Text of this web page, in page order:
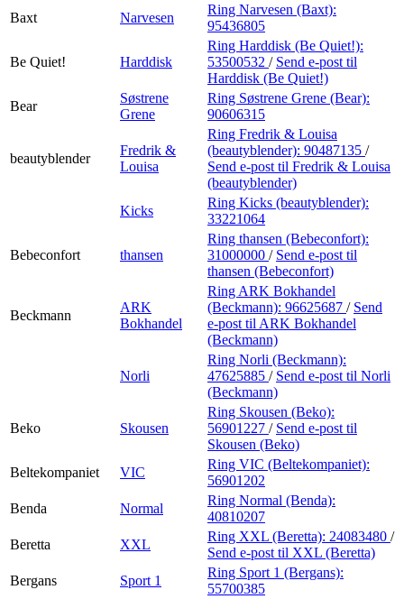
Baxt
Narvesen
Ring Narvesen (Baxt):
95436805
Be Quiet! Harddisk
Ring Harddisk (Be Quiet!):
53500532 / Send e-post til
Harddisk (Be Quiet!)
Bear
Søstrene
Grene
Ring Søstrene Grene (Bear):
90606315
beautyblender
Fredrik &
Louisa
Ring Fredrik & Louisa
(beautyblender): 90487135 /
Send e-post til Fredrik & Louisa
(beautyblender)
Kicks
Ring Kicks (beautyblender):
33221064
Bebeconfort thansen
Ring thansen (Bebeconfort):
31000000 / Send e-post til
thansen (Bebeconfort)
Beckmann
ARK
Bokhandel
Ring ARK Bokhandel
(Beckmann): 96625687 / Send
e-post til ARK Bokhandel
(Beckmann)
Norli
Ring Norli (Beckmann):
47625885 / Send e-post til Norli
(Beckmann)
Beko Skousen
Ring Skousen (Beko):
56901227 / Send e-post til
Skousen (Beko)
Beltekompaniet
VIC
Ring VIC (Beltekompaniet):
56901202
Benda
Normal
Ring Normal (Benda):
40810207
Beretta
XXL
Ring XXL (Beretta): 24083480 /
Send e-post til XXL (Beretta)
Bergans
Sport 1
Ring Sport 1 (Bergans):
55700385